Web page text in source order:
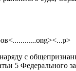
с
5